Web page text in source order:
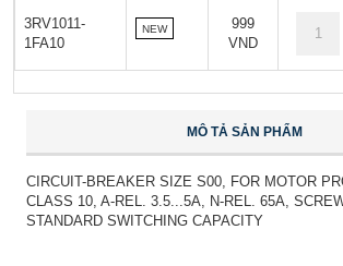
3RV1011-
1FA10
NEW
999
VND
MÔ TẢ SẢN PHẨM
CIRCUIT-BREAKER SIZE S00, FOR MOTOR
CLASS 10, A-REL. 3.5...5A, N-REL. 65A,
STANDARD SWITCHING CAPACITY